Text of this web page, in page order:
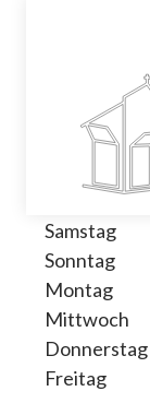
Samstag
Sonntag
Montag
Mittwoch
Donnerstag
Freitag